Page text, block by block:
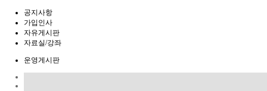
공지사항
가입인사
자유게시판
자료실/강좌
운영게시판